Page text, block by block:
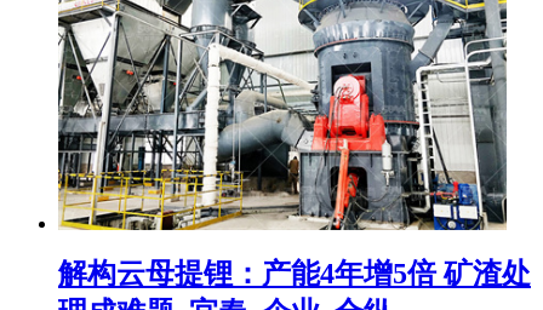
解构云母提锂：产能4年增5倍 矿渣处